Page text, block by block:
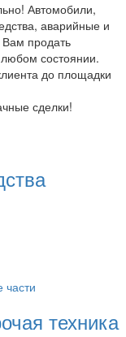
Автомобили,
аварийные и
продать
состоянии.
до площадки
сделки!
техника